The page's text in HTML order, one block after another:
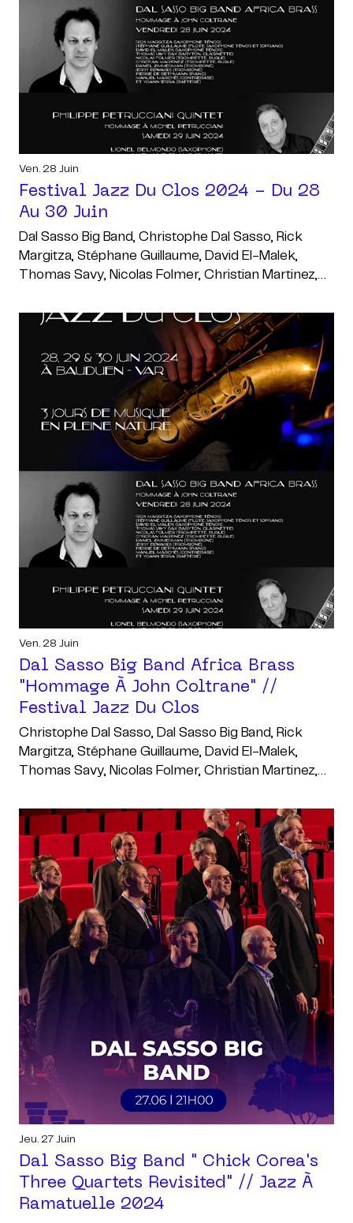
Ven. 28 Juin
Festival Jazz Du Clos 2024 - Du 28
Au 30 Juin
Dal Sasso Big Band, Christophe Dal Sasso, Rick
Margitza, Stéphane Guillaume, David El-Malek,
Thomas Savy, Nicolas Folmer, Christian Martinez,
Bethmann, Manuel Marchès, Yoann Serra, Philippe
Petrucciani, Nathalie Blanc, Lionel Belmondo,
Christophe Le Van, Philippe Le Van, Christophe
Vignals
Ven. 28 Juin
Dal Sasso Big Band Africa Brass
"hommage À John Coltrane" //
Festival Jazz Du Clos
Christophe Dal Sasso, Dal Sasso Big Band, Rick
Margitza, Stéphane Guillaume, David El-Malek,
Thomas Savy, Nicolas Folmer, Christian Martinez,
Bethmann, Manuel Marchès, Yoann Serra
Jeu. 27 Juin
Dal Sasso Big Band " Chick Corea's
Three Quartets Revisited" // Jazz À
Ramatuelle 2024